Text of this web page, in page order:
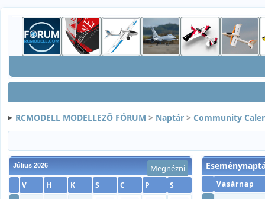
RCMODELL MODELLEZÕ FÓRUM > Naptár > Community
Megnézni
Július 2026
V H K S C P S Vasárnap